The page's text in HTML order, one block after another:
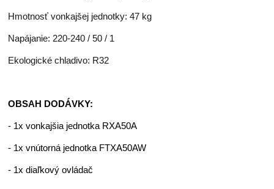
Hmotnosť vonkajšej jednotky: 47 kg
Napájanie: 220-240 / 50 / 1
Ekologické chladivo: R32
OBSAH DODÁVKY:
- 1x vonkajšia jednotka RXA50A
- 1x vnútorná jednotka FTXA50AW
- 1x diaľkový ovládač